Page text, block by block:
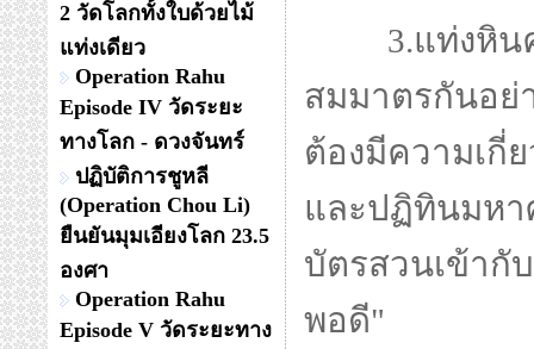
2 วัดโลกทั้งใบด้วยไม้
แท่งเดียว
Operation Rahu
Episode IV วัดระยะ
ทางโลก - ดวงจันทร์
ปฏิบัติการชูหลี
(Operation Chou Li)
ยืนยันมุมเอียงโลก 23.5
องศา
Operation Rahu
Episode V วัดระยะทาง
3.แท่งหินคร
สมมาตรกันอย่
ต้องมีความเกี่
และปฏิทินมห
บัตรสวนเข้ากั
พอดี"